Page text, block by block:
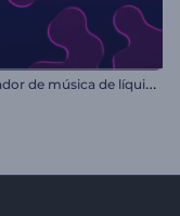
V
isualizador de música de líquido en movimiento